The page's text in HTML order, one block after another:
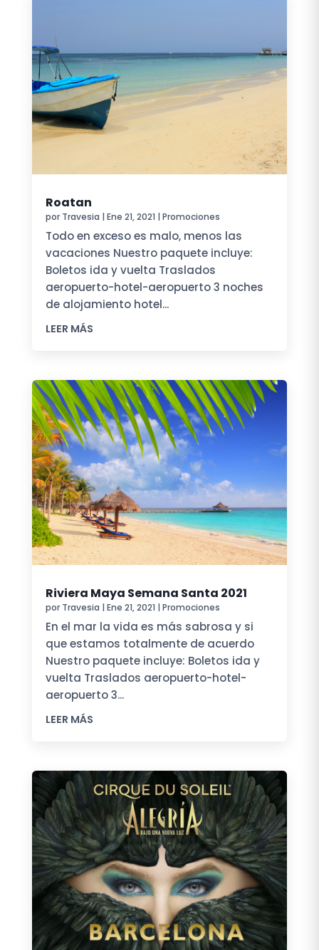
Roatan
por Travesia | Ene 21, 2021 | Promociones
Todo en exceso es malo, menos las
vacaciones Nuestro paquete incluye:
Boletos ida y vuelta Traslados
aeropuerto-hotel-aeropuerto 3 noches
de alojamiento hotel...
LEER MÁS
Riviera Maya Semana Santa 2021
por Travesia | Ene 21, 2021 | Promociones
En el mar la vida es más sabrosa y si
que estamos totalmente de acuerdo
Nuestro paquete incluye: Boletos ida y
vuelta Traslados aeropuerto-hotel-
aeropuerto 3...
LEER MÁS